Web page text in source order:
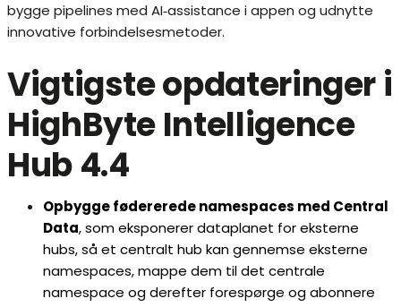
bygge pipelines med AI‑assistance i appen og udnytte
innovative forbindelsesmetoder.
Vigtigste opdateringer i
HighByte Intelligence
Hub 4.4
Opbygge fødererede namespaces med Central
Data, som eksponerer dataplanet for eksterne
hubs, så et centralt hub kan gennemse eksterne
namespaces, mappe dem til det centrale
namespace og derefter forespørge og abonnere